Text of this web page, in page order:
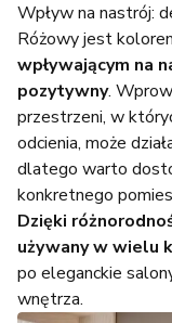
Wpływ na nastrój:
Różowy jest
wpływającym na
pozytywny.
przestrzeni, w
odcienia, może
dlatego warto
konkretnego
Dzięki
używany w wielu
po eleganckie
wnętrza.